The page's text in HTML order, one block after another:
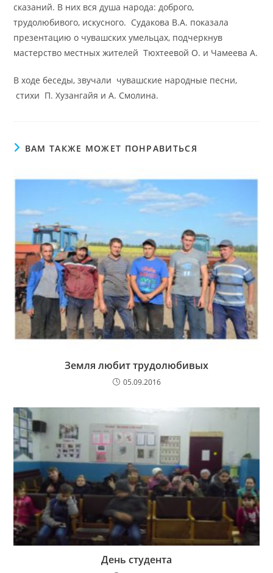
сказаний. В них вся душа народа: доброго,
трудолюбивого, искусного. Судакова В.А. показала
презентацию о чувашских умельцах, подчеркнув
мастерство местных жителей Тюхтеевой О. и Чамеева А.
В ходе беседы, звучали чувашские народные песни,
стихи П. Хузангайя и А. Смолина.
ВАМ ТАКЖЕ МОЖЕТ ПОНРАВИТЬСЯ
Земля любит трудолюбивых
05.09.2016
День студента